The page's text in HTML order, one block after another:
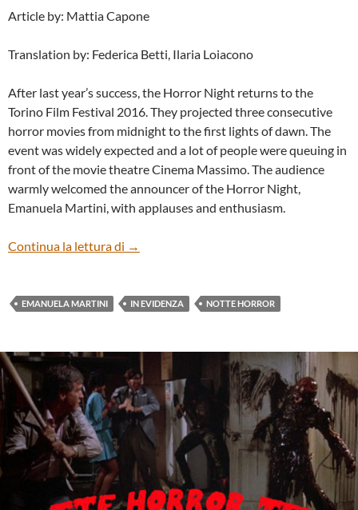
Article by: Mattia Capone
Translation by: Federica Betti, Ilaria Loiacono
After last year’s success, the Horror Night returns to the
Torino Film Festival 2016. They projected three consecutive
horror movies from midnight to the first lights of dawn. The
event was widely expected and a lot of people were queuing in
front of the movie theatre Cinema Massimo. The audience
warmly welcomed the announcer of the Horror Night,
Emanuela Martini, with applauses and enthusiasm.
Continua la lettura di Notte Horror TFF34
→
EMANUELA MARTINI IN EVIDENZA NOTTE HORROR